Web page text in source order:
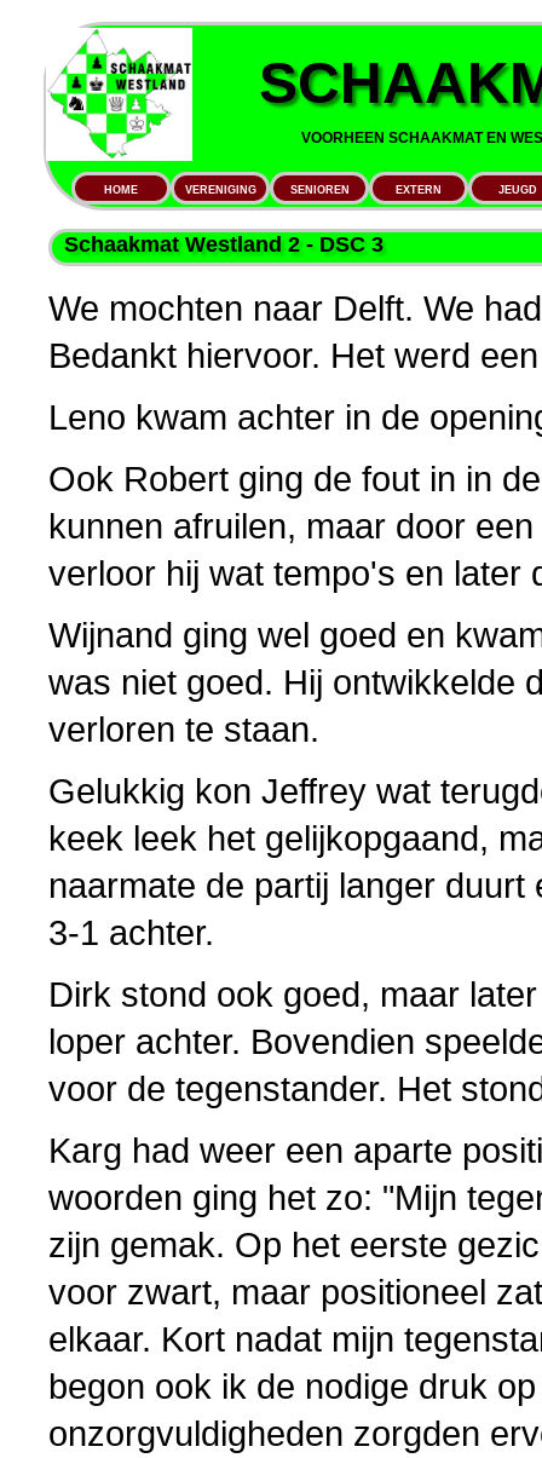
VOORHEEN SCHAAKMAT EN
HOME VERENIGING SENIOREN EXTERN JEUGD
Schaakmat Westland 2 - DSC 3
We mochten naar Delft. We
Bedankt hiervoor. Het werd
Leno kwam achter in de
Ook Robert ging de fout in in
kunnen afruilen, maar door
verloor hij wat tempo's en later
Wijnand ging wel goed en
was niet goed. Hij ontwikkelde
verloren te staan.
Gelukkig kon Jeffrey wat
keek leek het gelijkopgaand,
naarmate de partij langer
3-1 achter.
Dirk stond ook goed, maar
loper achter. Bovendien
voor de tegenstander. Het
Karg had weer een aparte
woorden ging het zo: "Mijn
zijn gemak. Op het eerste
voor zwart, maar positioneel
elkaar. Kort nadat mijn
begon ook ik de nodige druk
onzorgvuldigheden zorgden